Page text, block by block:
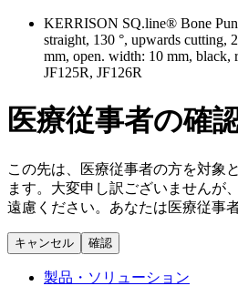
脊椎脊髄治療
手術用鋼製器具と
パワーシステム
創傷ケア
血管内塞栓術
製品・診療領域
私たちのカルチャ
採用情報
多様性
お問合せ
取材・撮影のお申
ニュースリリース
医療従事者さま向
会社
KERRISON SQ.line® Bone
straight, 130 °, upwards cutting,
mm, open. width: 10 mm, black,
JF125R, JF126R
医療従事者の確
この先は、医療従事者の方を対象
ます。大変申し訳ございませんが
遠慮ください。あなたは医療従事
キャンセル 確認
製品・ソリューション